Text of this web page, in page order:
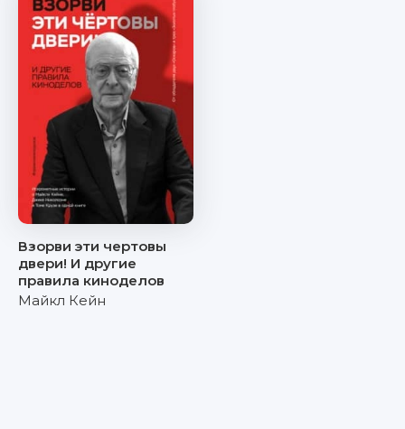
Взорви эти чертовы
двери! И другие
правила киноделов
Майкл Кейн